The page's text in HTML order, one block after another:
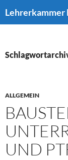
Inhalt
Lehrerkammer
ALLGEMEIN
UND